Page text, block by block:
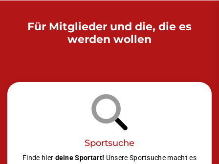
Für Mitglieder und die, die es
werden wollen
Sportsuche
Finde hier deine Sportart! Unsere Sportsuche macht es